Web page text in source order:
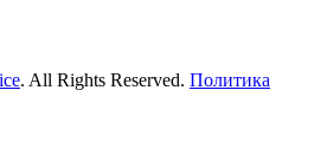
. All Rights Reserved. Политика